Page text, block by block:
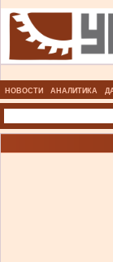
НОВОСТИ АНАЛИТИКА